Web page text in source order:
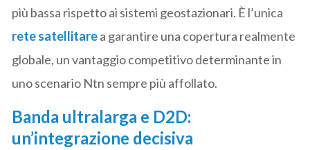
più bassa rispetto ai sistemi geostazionari. È l’unica
rete satellitarea garantire una copertura realmente
globale, un vantaggio competitivo determinante in
uno scenario Ntn sempre più affollato.
Banda ultralarga e D2D:
un’integrazione decisiva